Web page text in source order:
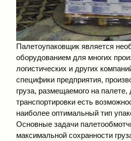
Палетоупаковщик является
оборудованием для многих
логистических и других
специфики предприятия,
груза, размещаемого на
транспортировки есть
наиболее оптимальный тип
Основные задачи
максимальной сохранности